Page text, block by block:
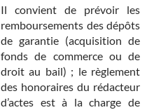
Il convient de prévoir les
remboursements des dépôts
de garantie (acquisition de
fonds de commerce ou de
droit au bail) ; le règlement
des honoraires du rédacteur
d’actes est à la charge de